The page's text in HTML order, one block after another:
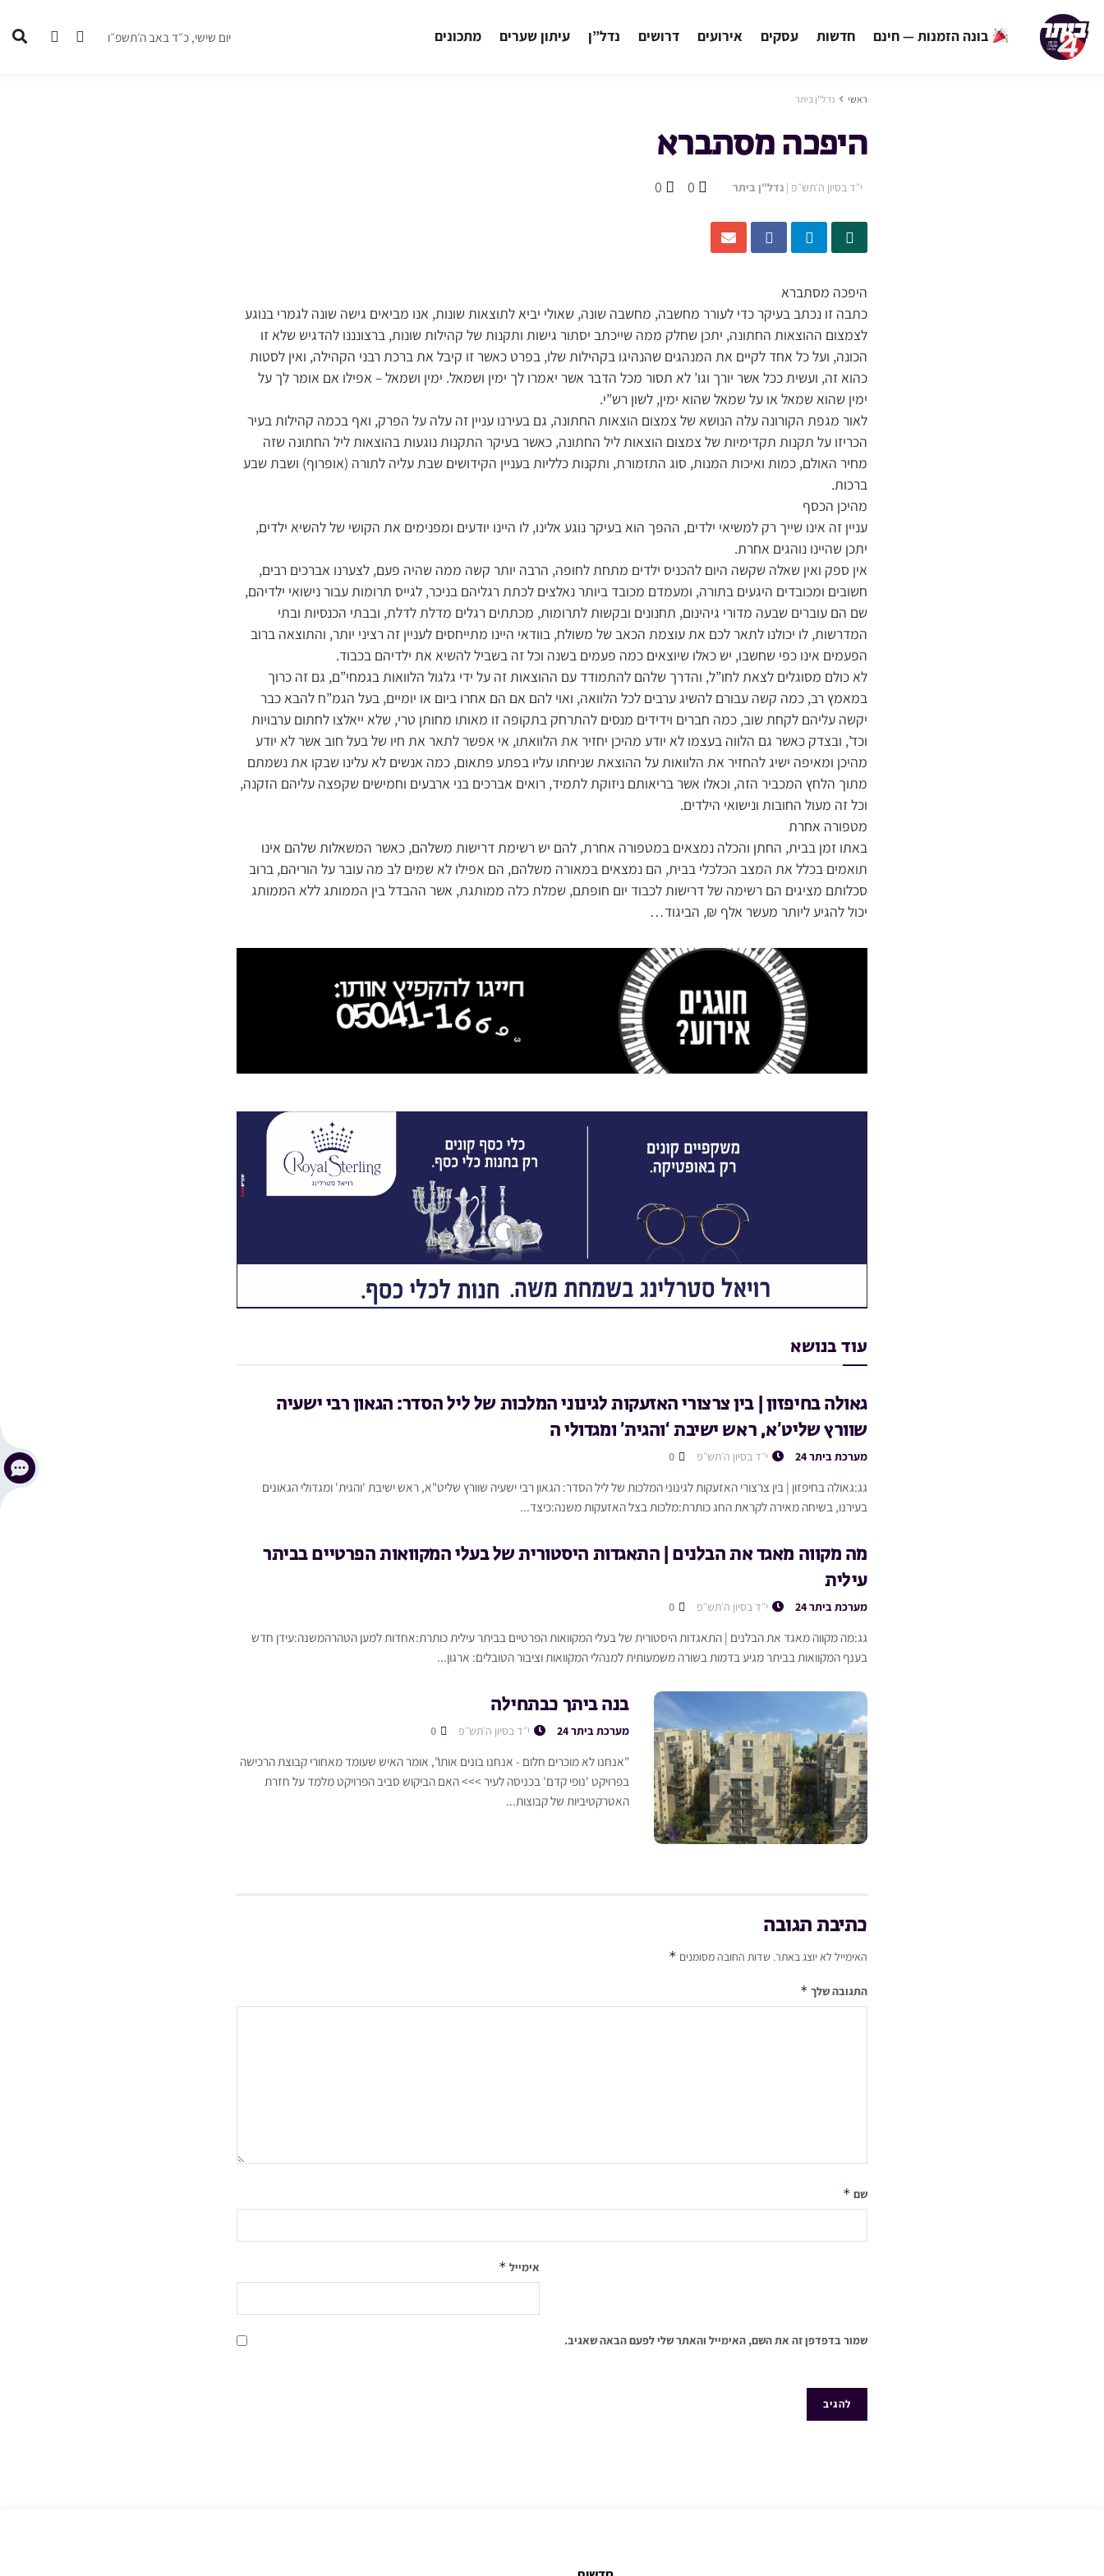
בונה הזמנות — חינם חדשות עסקים אירועים דרושים נדל”ן עיתון שערים מתכונים יום שישי, כ״ד באב ה׳תשפ״ו
ראשי נדל"ן ביתר
היפכה מסתברא
י״ד בסיון ה׳תש״פ | נדל"ן ביתר 0
0
היפכה מסתברא
כתבה זו נכתב בעיקר כדי לעורר מחשבה, מחשבה שונה, שאולי יביא לתוצאות שונות, אנו מביאים גישה שונה לגמרי בנוגע
לצמצום ההוצאות החתונה, יתכן שחלק ממה שייכתב יסתור גישות ותקנות של קהילות שונות, ברצונננו להדגיש שלא זו
הכונה, ועל כל אחד לקיים את המנהגים שהנהיגו בקהילות שלו, בפרט כאשר זו קיבל את ברכת רבני הקהילה, ואין לסטות
כהוא זה, ועשית ככל אשר יורך וגו’ לא תסור מכל הדבר אשר יאמרו לך ימין ושמאל. ימין ושמאל – אפילו אם אומר לך על
ימין שהוא שמאל או על שמאל שהוא ימין, לשון רש”י.
לאור מגפת הקורונה עלה הנושא של צמצום הוצאות החתונה, גם בעירנו עניין זה עלה על הפרק, ואף בכמה קהילות בעיר
הכריזו על תקנות תקדימיות של צמצום הוצאות ליל החתונה, כאשר בעיקר התקנות נוגעות בהוצאות ליל החתונה שזה
מחיר האולם, כמות ואיכות המנות, סוג התזמורת, ותקנות כלליות בעניין הקידושים שבת עליה לתורה (אופרוף) ושבת שבע
ברכות.
מהיכן הכסף
עניין זה אינו שייך רק למשיאי ילדים, ההפך הוא בעיקר נוגע אלינו, לו היינו יודעים ומפנימים את הקושי של להשיא ילדים,
יתכן שהיינו נוהגים אחרת.
אין ספק ואין שאלה שקשה היום להכניס ילדים מתחת לחופה, הרבה יותר קשה ממה שהיה פעם, לצערנו אברכים רבים,
חשובים ומכובדים היגעים בתורה, ומעמדם מכובד ביותר נאלצים לכתת רגליהם בניכר, לגייס תרומות עבור נישואי ילדיהם,
שם הם עוברים שבעה מדורי גיהינום, תחנונים ובקשות לתרומות, מכתתים רגלים מדלת לדלת, ובבתי הכנסיות ובתי
המדרשות, לו יכולנו לתאר לכם את עוצמת הכאב של משולח, בוודאי היינו מתייחסים לעניין זה רציני יותר, והתוצאה ברוב
הפעמים אינו כפי שחשבו, יש כאלו שיוצאים כמה פעמים בשנה וכל זה בשביל להשיא את ילדיהם בכבוד.
לא כולם מסוגלים לצאת לחו”ל, והדרך שלהם להתמודד עם ההוצאות זה על ידי גלגול הלוואות בגמחי”ם, גם זה כרוך
במאמץ רב, כמה קשה עבורם להשיג ערבים לכל הלוואה, ואוי להם אם הם אחרו ביום או יומיים, בעל הגמ”ח להבא כבר
יקשה עליהם לקחת שוב, כמה חברים וידידים מנסים להתרחק בתקופה זו מאותו מחותן טרי, שלא ייאלצו לחתום ערבויות
וכד’, ובצדק כאשר גם הלווה בעצמו לא יודע מהיכן יחזיר את הלוואתו, אי אפשר לתאר את חיו של בעל חוב אשר לא יודע
מהיכן ומאיפה ישיג להחזיר את הלוואות על ההוצאת שניחתו עליו בפתע פתאום, כמה אנשים לא עלינו שבקו את נשמתם
מתוך הלחץ המכביר הזה, וכאלו אשר בריאותם ניזוקת לתמיד, רואים אברכים בני ארבעים וחמישים שקפצה עליהם הזקנה,
וכל זה מעול החובות ונישואי הילדים.
מטפורה אחרת
באתו זמן בבית, החתן והכלה נמצאים במטפורה אחרת, להם יש רשימת דרישות משלהם, כאשר המשאלות שלהם אינו
תואמים בכלל את המצב הכלכלי בבית, הם נמצאים במאורה משלהם, הם אפילו לא שמים לב מה עובר על הוריהם, ברוב
סכלותם מציגים הם רשימה של דרישות לכבוד יום חופתם, שמלת כלה ממותגת, אשר ההבדל בין הממותג ללא הממותג
יכול להגיע ליותר מעשר אלף ₪, הביגוד…
עוד בנושא
גאולה בחיפזון | בין צרצורי האזעקות לגינוני המלכות של ליל הסדר: הגאון רבי ישעיה
שוורץ שליט’א, ראש ישיבת ‘והגית’ ומגדולי ה
מערכת ביתר 24 י״ד בסיון ה׳תש״פ
גג:גאולה בחיפזון | בין צרצורי האזעקות לגינוני המלכות של ליל הסדר: הגאון רבי ישעיה שוורץ שליט"א, ראש ישיבת 'והגית' ומגדולי הגאונים
בעירנו, בשיחה מאירה לקראת החג כותרת:מלכות בצל האזעקות משנה:כיצד...
מה מקווה מאגד את הבלנים | התאגדות היסטורית של בעלי המקוואות הפרטיים בביתר
עילית
מערכת ביתר 24 י״ד בסיון ה׳תש״פ
גג:מה מקווה מאגד את הבלנים | התאגדות היסטורית של בעלי המקוואות הפרטיים בביתר עילית כותרת:אחדות למען הטהרהמשנה:עידן חדש
בענף המקוואות בביתר מגיע בדמות בשורה משמעותית למנהלי המקוואות וציבור הטובלים: ארגון...
בנה ביתך כבתחילה
מערכת ביתר 24 י״ד בסיון ה׳תש״פ
"אנחנו לא מוכרים חלום - אנחנו בונים אותו", אומר האיש שעומד מאחורי קבוצת הרכישה
בפרויקט 'נופי קדם' בכניסה לעיר >>> האם הביקוש סביב הפרויקט מלמד על חזרת
האטרקטיביות של קבוצות...
כתיבת תגובה
האימייל לא יוצג באתר. שדות החובה מסומנים *
התגובה שלך *
שם *
אימייל *
שמור בדפדפן זה את השם, האימייל והאתר שלי לפעם הבאה שאגיב.